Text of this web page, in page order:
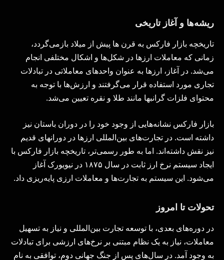
ریشه‌ها و آغاز تاریخی
تاریخچه بازار فارکس به قرن ها پیش از میلاد بازمی‌گردد،
زمانی که معاملات ارزها در شکل‌ها و اشکال مختلفی انجام
می‌شد. در آغاز، ارزها به عنوان واحدهای معاملاتی در تبادلات
تجاری مورد استفاده قرار می‌گرفتند و ارزش‌ها با توجه به
محتوای فلزات گرانبها مانند طلا و نقره تعیین می‌شد.
بازار فارکس نشانه‌هایی از وجود خود را در دوران باستان نیز
داشته است. در تجارت‌های بین‌المللی ارزها در دورانهای قدیم
نیز نقش داشته‌اند. اما به طور رسمی‌تر، تاریخچه بازار فارکس با
ایجاد سیستم نرخ ارز ثابت در سال ۱۸۷۵ در نیویورک آغاز
می‌شود. این سیستم به تجارت‌ها و معاملات ارزی پایه‌ریزی داد.
تحولات تا امروز
در دوره‌های بعدی، با توسعه تجارت بین‌المللی و نیاز به تسهیل
معاملات، نیاز به یک نظام مبتنی بر نرخ‌های ارزشی برای تبادلات
به وجود آمد. در سال‌های پس از جنگ جهانی دوم، توافقی به نام